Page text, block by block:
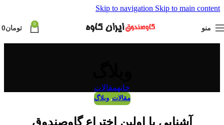
Skip to navigation Skip to main content
منو 0 تومان0
خانهمقالات
مقالات,وبلاگ
آشنایی با اولین اختراع گاوصندوق